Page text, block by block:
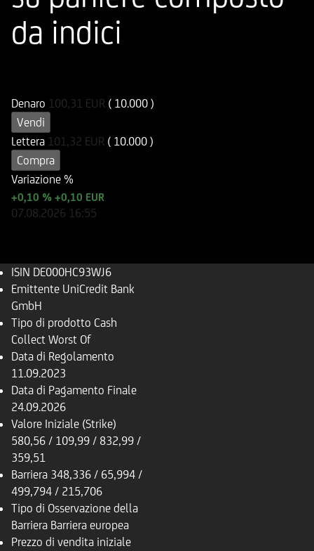
da indici
Denaro 100,31 EUR ( 10.000 )
Vendi
Lettera 101,32 EUR ( 10.000 )
Compra
Variazione %
+0,10 % +0,10 EUR
07.08.2026 16:55
ISIN DE000HC93WJ6
Emittente UniCredit Bank
GmbH
Tipo di prodotto Cash
Collect Worst Of
Data di Regolamento
11.09.2023
Data di Pagamento Finale
24.09.2026
Valore Iniziale (Strike)
580,56 / 109,99 / 832,99 /
359,51
Barriera 348,336 / 65,994 /
499,794 / 215,706
Tipo di Osservazione della
Barriera Barriera europea
Prezzo di vendita iniziale